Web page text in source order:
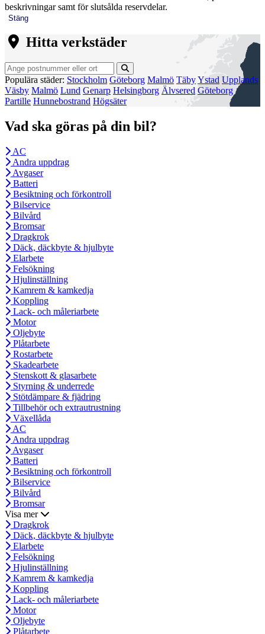
beskrivningar samt för slutsålda reservdelar.
Stäng
Hitta verkstäder
Populära städer: Stockholm Göteborg Malmö TäbyYstad Upplands
Väsby Malmö Lund Genarp Helsingborg Älvsered Göteborg
Partille Hunnebostrand Högsäter
Vad ska göras på din bil?
AC
Andra uppdrag
Avgaser
Batteri
Besiktning och förkontroll
Bilservice
Bilvård
Bromsar
Dragkrok
Däck, däckbyte & hjulbyte
Elarbete
Felsökning
Hjulinställning
Kamrem & kamkedja
Koppling
Lack- och måleriarbete
Motor
Oljebyte
Plåtarbete
Rostarbete
Skadearbete
Stenskott & glasarbete
Styrning & underrede
Stötdämpare & fjädring
Tillbehör och extrautrustning
Växellåda
AC
Andra uppdrag
Avgaser
Batteri
Besiktning och förkontroll
Bilservice
Bilvård
Bromsar
Visa mer
Dragkrok
Däck, däckbyte & hjulbyte
Elarbete
Felsökning
Hjulinställning
Kamrem & kamkedja
Koppling
Lack- och måleriarbete
Motor
Oljebyte
Plåtarbete